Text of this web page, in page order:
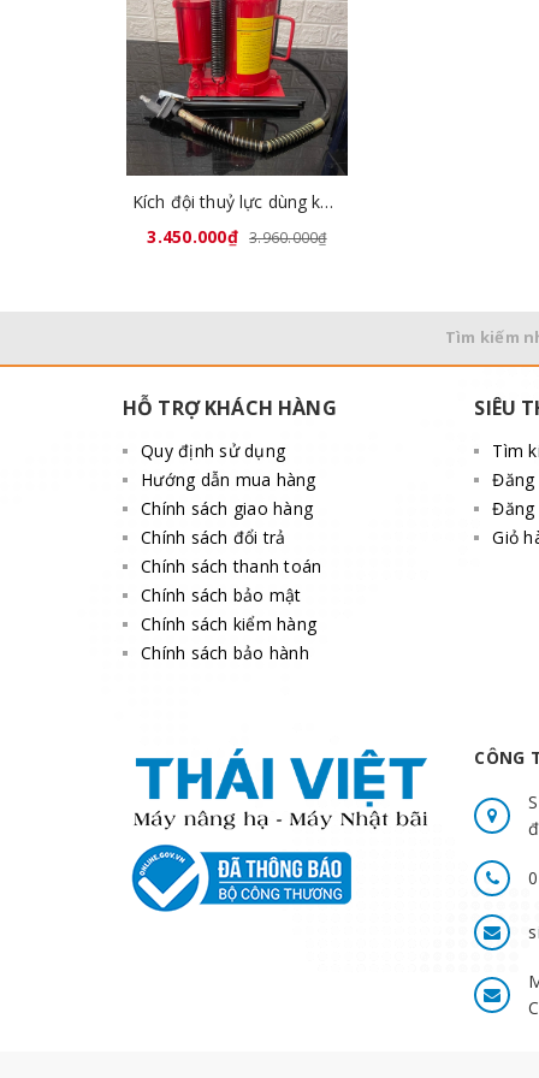
Kích đội thuỷ lực dùng khí nén 30 tấn QYL30
3.450.000₫ 3.960.000₫
Tìm kiếm
HỖ TRỢ KHÁCH HÀNG
Quy định sử dụng
Hướng dẫn mua hàng
Chính sách giao hàng
Chính sách đổi trả
Chính sách thanh toán
Chính sách bảo mật
Chính sách kiểm hàng
Chính sách bảo hành
SIÊU
Tìm
Đăng
Đăng
Giỏ
CÔNG